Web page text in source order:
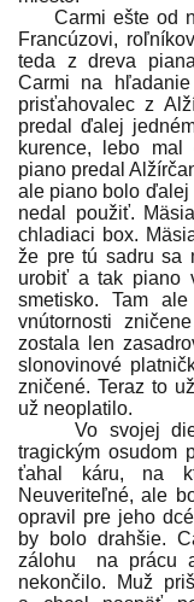
Carmi ešte od
Francúzovi,
teda z dreva
Carmi na
prisťahovalec z
predal ďalej
kurence, lebo
piano predal
ale piano bolo ďalej
nedal použiť.
chladiaci box.
že pre tú sadru sa
urobiť a tak piano
smetisko. Tam
vnútornosti
zostala len
slonovinové
zničené. Teraz to
už neoplatilo.
Vo svojej
tragickým osudom
ťahal káru, na
Neuveriteľné, ale
opravil pre jeho
by bolo drahšie.
zálohu na prácu
nekončilo. Muž